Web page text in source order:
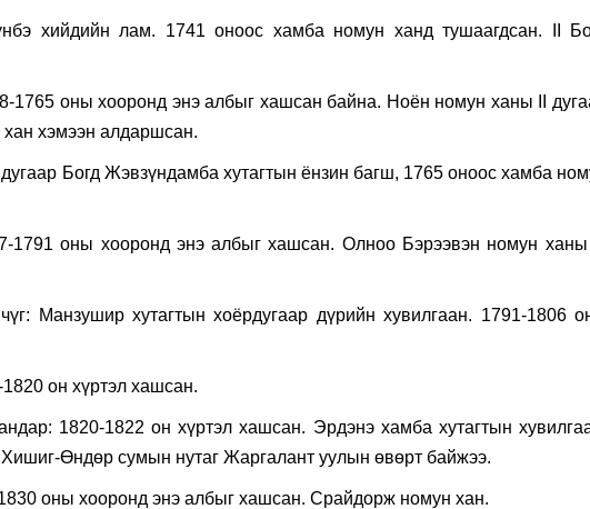
хийдийн лам. 1741 оноос хамба номун ханд тушаагдсан. II
оны хооронд энэ албыг хашсан байна. Ноён номун ханы II
хэмээн алдаршсан.
Богд Жэвзүндамба хутагтын ёнзин багш, 1765 оноос хамба
оны хооронд энэ албыг хашсан. Олноо Бэрээвэн номун ханы
Манзушир хутагтын хоёрдугаар дүрийн хувилгаан. 1791-1806
он хүртэл хашсан.
1820-1822 он хүртэл хашсан. Эрдэнэ хамба хутагтын
Өндөр сумын нутаг Жаргалант уулын өвөрт байжээ.
оны хооронд энэ албыг хашсан. Срайдорж номун хан.